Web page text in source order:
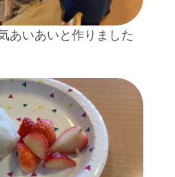
あいあいと作りました